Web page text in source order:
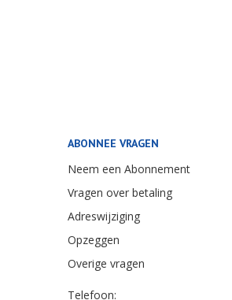
ABONNEE VRAGEN
Neem een Abonnement
Vragen over betaling
Adreswijziging
Opzeggen
Overige vragen
Telefoon: